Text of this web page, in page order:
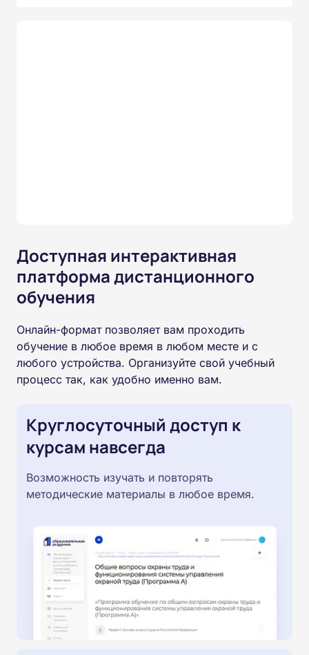
Доступная интерактивная
платформа дистанционного
обучения
Онлайн-формат позволяет вам проходить
обучение в любое время в любом месте и с
любого устройства. Организуйте свой учебный
процесс так, как удобно именно вам.
Круглосуточный доступ к
курсам навсегда
Возможность изучать и повторять
методические материалы в любое время.